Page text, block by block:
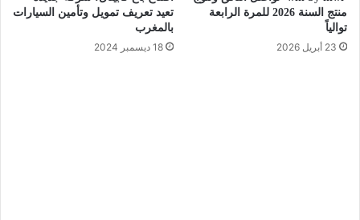
منتج السنة 2026 للمرة الرابعة
توالياً
23 أبريل 2026
تعيد تعريف تمويل وتأمين السيارات
بالمغرب
18 ديسمبر 2024